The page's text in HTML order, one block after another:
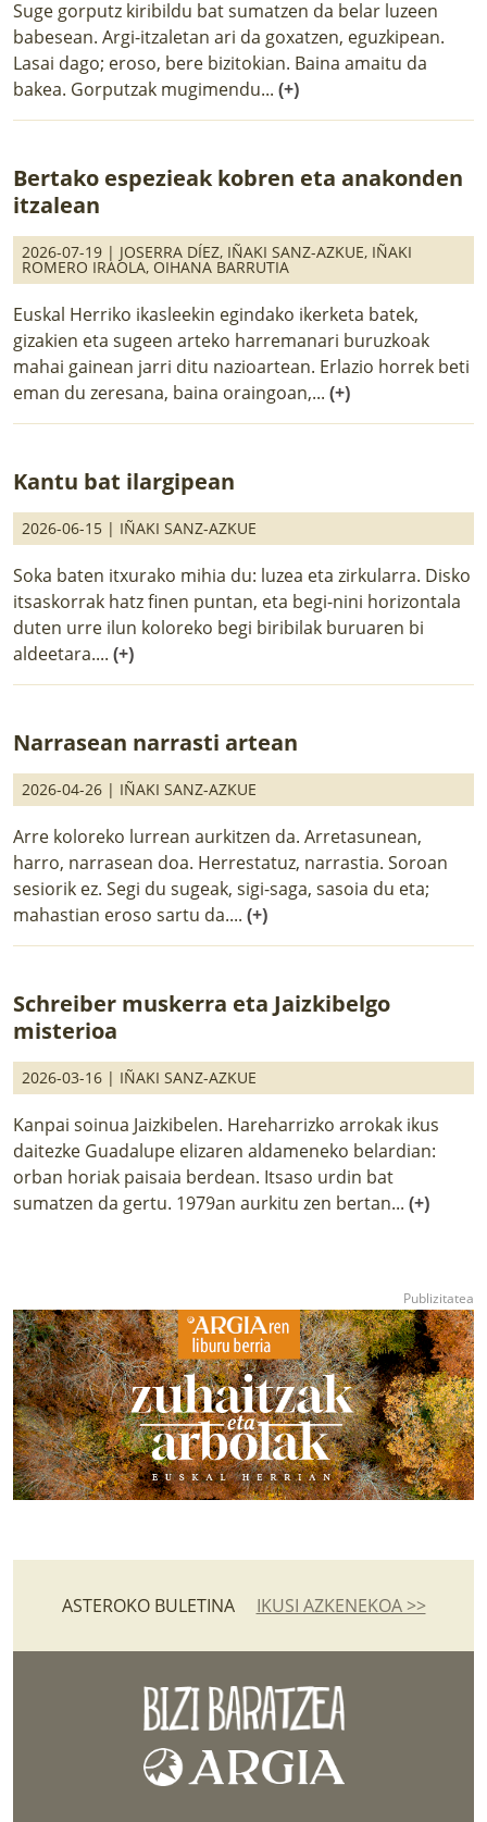
Suge gorputz kiribildu bat sumatzen da belar luzeen
babesean. Argi-itzaletan ari da goxatzen, eguzkipean.
Lasai dago; eroso, bere bizitokian. Baina amaitu da
bakea. Gorputzak mugimendu... (+)
Bertako espezieak kobren eta anakonden
itzalean
2026-07-19 | JOSERRA DÍEZ, IÑAKI SANZ-AZKUE, IÑAKI
ROMERO IRAOLA, OIHANA BARRUTIA
Euskal Herriko ikasleekin egindako ikerketa batek,
gizakien eta sugeen arteko harremanari buruzkoak
mahai gainean jarri ditu nazioartean. Erlazio horrek beti
eman du zeresana, baina oraingoan,... (+)
Kantu bat ilargipean
2026-06-15 | IÑAKI SANZ-AZKUE
Soka baten itxurako mihia du: luzea eta zirkularra. Disko
itsaskorrak hatz finen puntan, eta begi-nini horizontala
duten urre ilun koloreko begi biribilak buruaren bi
aldeetara.... (+)
Narrasean narrasti artean
2026-04-26 | IÑAKI SANZ-AZKUE
Arre koloreko lurrean aurkitzen da. Arretasunean,
harro, narrasean doa. Herrestatuz, narrastia. Soroan
sesiorik ez. Segi du sugeak, sigi-saga, sasoia du eta;
mahastian eroso sartu da.... (+)
Schreiber muskerra eta Jaizkibelgo
misterioa
2026-03-16 | IÑAKI SANZ-AZKUE
Kanpai soinua Jaizkibelen. Hareharrizko arrokak ikus
daitezke Guadalupe elizaren aldameneko belardian:
orban horiak paisaia berdean. Itsaso urdin bat
sumatzen da gertu. 1979an aurkitu zen bertan... (+)
ASTEROKO BULETINA IKUSI AZKENEKOA >>